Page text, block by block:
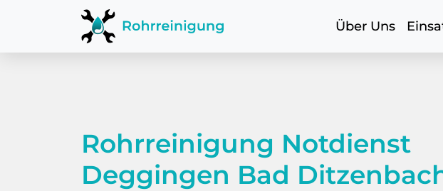
Über Uns
Rohrreinigung Notdienst
Deggingen Bad